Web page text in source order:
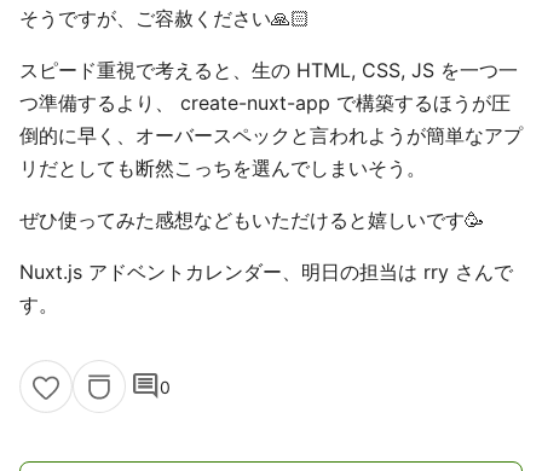
そうですが、ご容赦ください🙏🏻
スピード重視で考えると、生の HTML, CSS, JS を一つ一
つ準備するより、 create-nuxt-app で構築するほうが圧
倒的に早く、オーバースペックと言われようが簡単なアプ
リだとしても断然こっちを選んでしまいそう。
ぜひ使ってみた感想などもいただけると嬉しいです🥳
Nuxt.js アドベントカレンダー、明日の担当は rry さんで
す。
comment0